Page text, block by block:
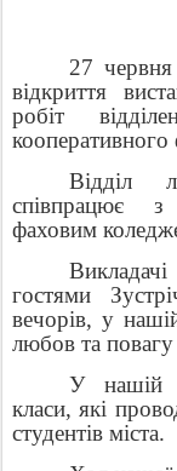
27
відкриття
робіт
Відділ
співпрацює з
фаховим
гостями
вечорів, у
любов та
У нашій
класи, які
студентів міста.